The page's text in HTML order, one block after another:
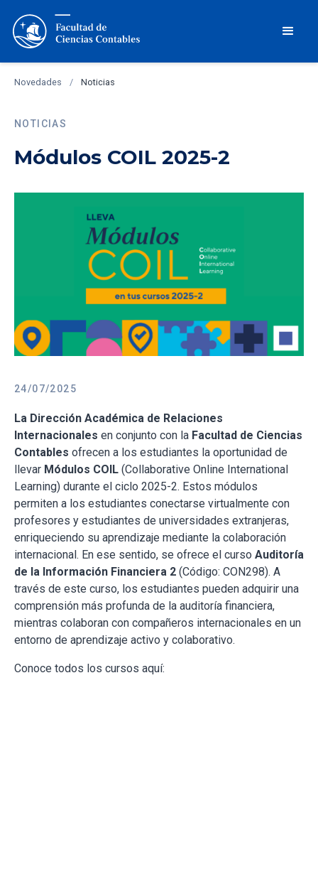
Novedades / Noticias
NOTICIAS
Módulos COIL 2025-2
24/07/2025
La Dirección Académica de Relaciones
Internacionales en conjunto con la Facultad de Ciencias
Contables ofrecen a los estudiantes la oportunidad de
llevar Módulos COIL (Collaborative Online International
Learning) durante el ciclo 2025-2. Estos módulos
permiten a los estudiantes conectarse virtualmente con
profesores y estudiantes de universidades extranjeras,
enriqueciendo su aprendizaje mediante la colaboración
internacional. En ese sentido, se ofrece el curso Auditoría
de la Información Financiera 2 (Código: CON298). A
través de este curso, los estudiantes pueden adquirir una
comprensión más profunda de la auditoría financiera,
mientras colaboran con compañeros internacionales en un
entorno de aprendizaje activo y colaborativo.
Conoce todos los cursos aquí: